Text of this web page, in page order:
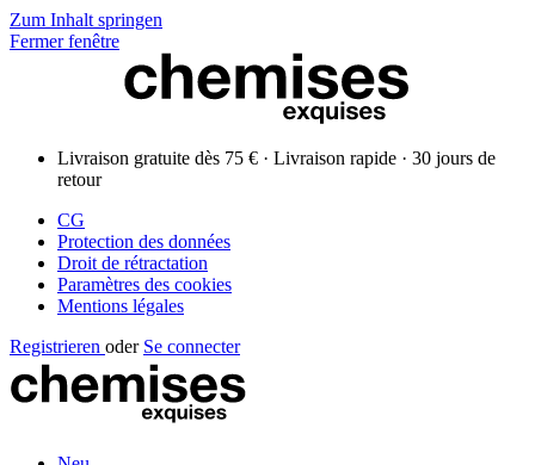
Zum Inhalt springen
Fermer fenêtre
Livraison gratuite dès 75 € · Livraison rapide · 30 jours de
retour
CG
Protection des données
Droit de rétractation
Paramètres des cookies
Mentions légales
Registrieren oder Se connecter